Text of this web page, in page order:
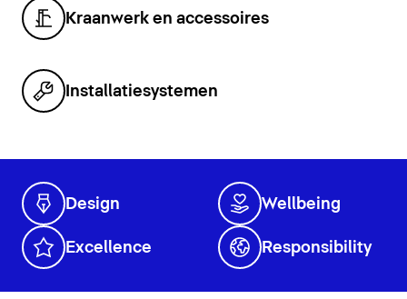
Kraanwerk en accessoires
Installatiesystemen
Design Wellbeing
Excellence Responsibility